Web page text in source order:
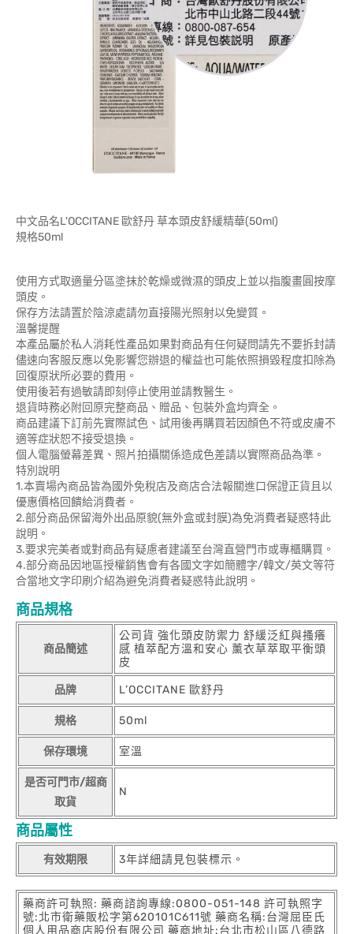
中文品名L'OCCITANE 歐舒丹 草本頭皮舒緩精華(50ml)
規格50ml
使用方式取適量分區塗抹於乾燥或微濕的頭皮上並以指腹畫圓按摩
頭皮。
保存方法請置於陰涼處請勿直接陽光照射以免變質。
溫馨提醒
本產品屬於私人消耗性產品如果對商品有任何疑問請先不要拆封請
儘速向客服反應以免影響您辦退的權益也可能依照損毀程度扣除為
回復原狀所必要的費用。
使用後若有過敏請即刻停止使用並請教醫生。
退貨時務必附回原完整商品、贈品、包裝外盒均齊全。
商品建議下訂前先實際試色、試用後再購買若因顏色不符或皮膚不
適等症狀恕不接受退換。
個人電腦螢幕差異、照片拍攝關係造成色差請以實際商品為準。
特別說明
1.本賣場內商品皆為國外免稅店及商店合法報關進口保證正貨且以
優惠價格回饋給消費者。
2.部分商品保留海外出品原貌(無外盒或封膜)為免消費者疑惑特此
說明。
3.要求完美者或對商品有疑慮者建議至台灣直營門市或專櫃購買。
4.部分商品因地區授權銷售會有各國文字如簡體字/韓文/英文等符
合當地文字印刷介紹為避免消費者疑惑特此說明。
商品規格
商品簡述
公司貨 強化頭皮防禦力 舒緩泛紅與搔癢
感 植萃配方溫和安心 薰衣草萃取平衡頭
皮
品牌 L’OCCITANE 歐舒丹
規格 50ml
保存環境 室溫
是否可門市/超商
取貨
N
商品屬性
有效期限 3年詳細請見包裝標示。
藥商許可執照: 藥商諮詢專線:0800-051-148 許可執照字
號:北市衛藥販松字第620101C611號 藥商名稱:台灣屈臣氏
個人用品商店股份有限公司 藥商地址:台北市松山區八德路